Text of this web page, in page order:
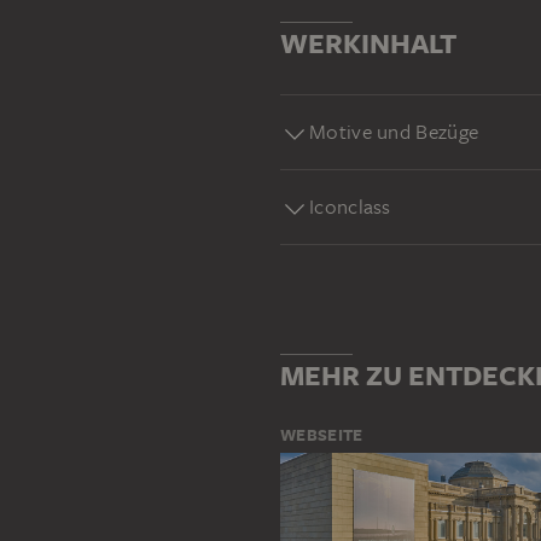
WERKINHALT
Motive und Bezüge
Iconclass
MEHR ZU
WEBSEITE